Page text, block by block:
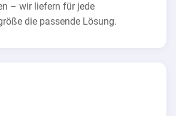
– wir liefern für jede
die passende Lösung.